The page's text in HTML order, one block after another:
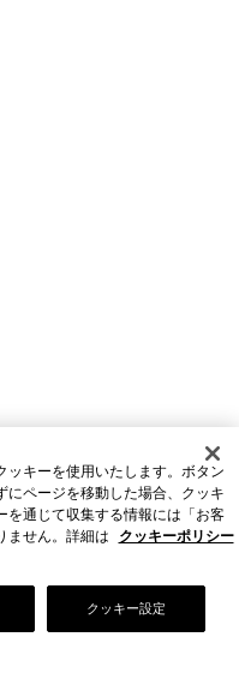
ッキーを使用いたします。ボタン
にページを移動した場合、クッキ
を通じて収集する情報には「お客
ません。詳細は
クッキーポリシー
クッキー設定